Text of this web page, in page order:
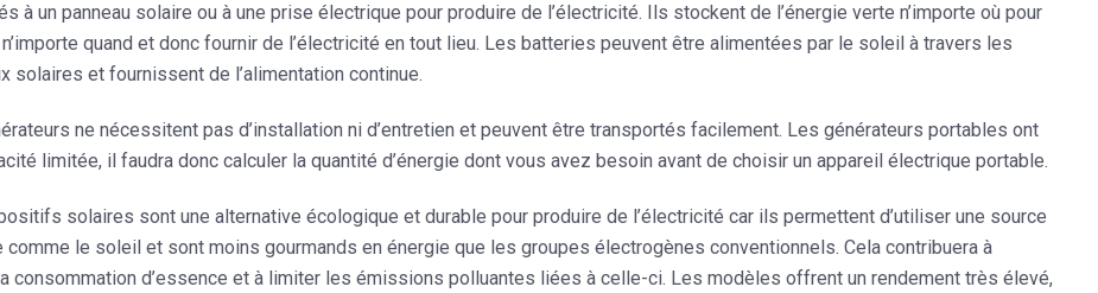
à un panneau solaire ou à une prise électrique pour produire de l’électricité. Ils stockent de l’énergie verte n’importe où pour
n’importe quand et donc fournir de l’électricité en tout lieu. Les batteries peuvent être alimentées par le soleil à travers les
solaires et fournissent de l’alimentation continue.
ne nécessitent pas d’installation ni d’entretien et peuvent être transportés facilement. Les générateurs portables ont
limitée, il faudra donc calculer la quantité d’énergie dont vous avez besoin avant de choisir un appareil électrique portable.
solaires sont une alternative écologique et durable pour produire de l’électricité car ils permettent d’utiliser une source
comme le soleil et sont moins gourmands en énergie que les groupes électrogènes conventionnels. Cela contribuera à
consommation d’essence et à limiter les émissions polluantes liées à celle-ci. Les modèles offrent un rendement très élevé,